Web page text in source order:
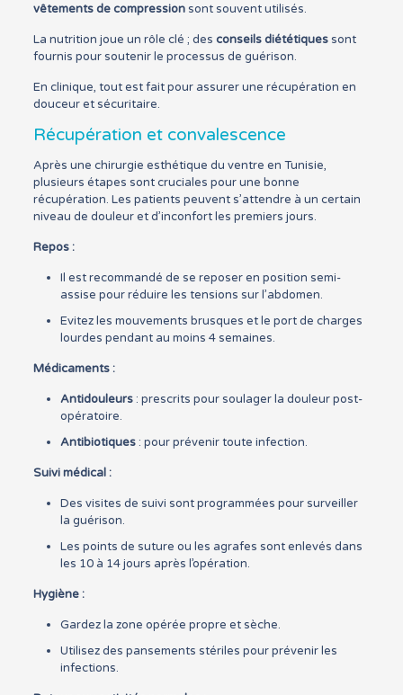
vêtements de compressionsont souvent utilisés.
La nutrition joue un rôle clé ; des conseils diététiquessont
fournis pour soutenir le processus de guérison.
En clinique, tout est fait pour assurer une récupération en
douceur et sécuritaire.
Récupération et convalescence
Après une chirurgie esthétique du ventre en Tunisie,
plusieurs étapes sont cruciales pour une bonne
récupération. Les patients peuvent s’attendre à un certain
niveau de douleur et d’inconfort les premiers jours.
Repos :
Il est recommandé de se reposer en position semi-
assise pour réduire les tensions sur l’abdomen.
Evitez les mouvements brusques et le port de charges
lourdes pendant au moins 4 semaines.
Médicaments :
Antidouleurs: prescrits pour soulager la douleur post-
opératoire.
Antibiotiques: pour prévenir toute infection.
Suivi médical :
Des visites de suivi sont programmées pour surveiller
la guérison.
Les points de suture ou les agrafes sont enlevés dans
les 10 à 14 jours après l’opération.
Hygiène :
Gardez la zone opérée propre et sèche.
Utilisez des pansements stériles pour prévenir les
infections.